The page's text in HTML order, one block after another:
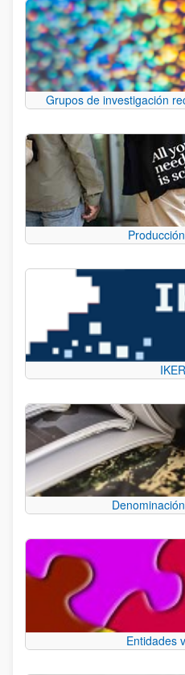
Grupos de investigación
Entidades